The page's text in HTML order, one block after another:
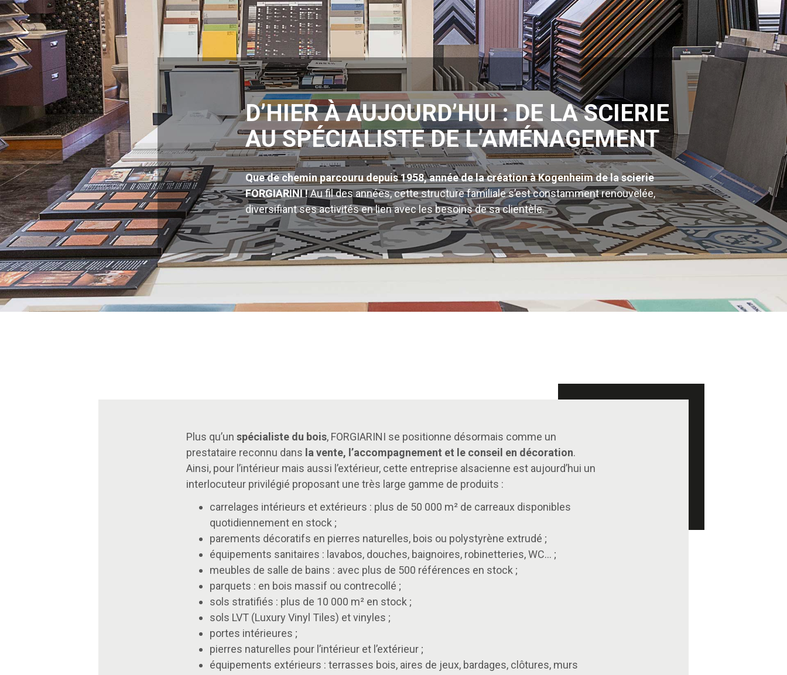
D’HIER À AUJOURD’HUI : DE LA SCIERIE
AU SPÉCIALISTE DE L’AMÉNAGEMENT
Que de chemin parcouru depuis 1958, année de la création à Kogenheim de la scierie
FORGIARINI !Au fil des années, cette structure familiale s’est constamment renouvelée,
diversifiant ses activités en lien avec les besoins de sa clientèle.
Plus qu’un spécialiste du bois, FORGIARINI se positionne désormais comme un
prestataire reconnu dans la vente, l’accompagnement et le conseil en décoration.
Ainsi, pour l’intérieur mais aussi l’extérieur, cette entreprise alsacienne est aujourd’hui un
interlocuteur privilégié proposant une très large gamme de produits :
carrelages intérieurs et extérieurs : plus de 50 000 m² de carreaux disponibles
quotidiennement en stock ;
parements décoratifs en pierres naturelles, bois ou polystyrène extrudé ;
équipements sanitaires : lavabos, douches, baignoires, robinetteries, WC… ;
meubles de salle de bains : avec plus de 500 références en stock ;
parquets : en bois massif ou contrecollé ;
sols stratifiés : plus de 10 000 m² en stock ;
sols LVT (Luxury Vinyl Tiles) et vinyles ;
portes intérieures ;
pierres naturelles pour l’intérieur et l’extérieur ;
équipements extérieurs : terrasses bois, aires de jeux, bardages, clôtures, murs